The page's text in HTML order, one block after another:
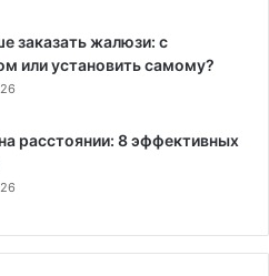
заказать жалюзи: с
или установить самому?
расстоянии: 8 эффективных